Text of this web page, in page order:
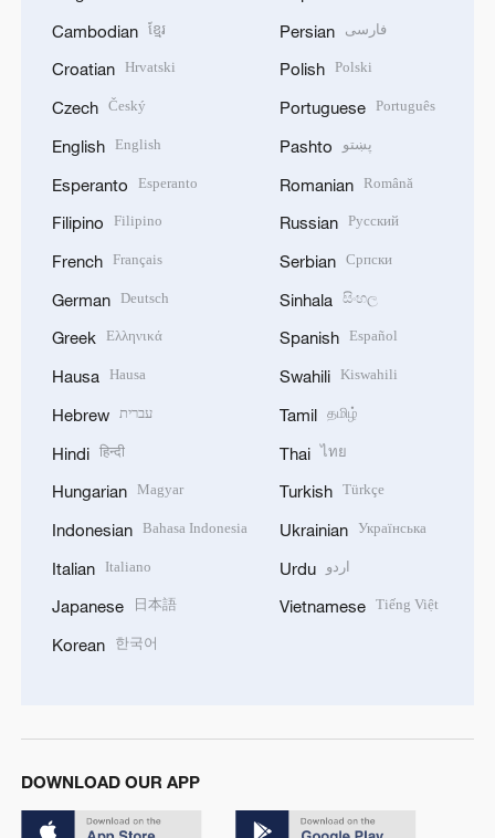
Cambodian ខ្មែរ
Croatian Hrvatski
Czech Český
English English
Esperanto Esperanto
Filipino Filipino
French Français
German Deutsch
Greek Ελληνικά
Hausa Hausa
Hebrew עברית
Hindi हिन्दी
Hungarian Magyar
Indonesian Bahasa Indonesia
Italian Italiano
Japanese 日本語
Korean 한국어
Persian فارسی
Polish Polski
Portuguese Português
Pashto پښتو
Romanian Română
Russian Русский
Serbian Српски
Sinhala සිංහල
Spanish Español
Swahili Kiswahili
Tamil தமிழ்
Thai ไทย
Turkish Türkçe
Ukrainian Українська
Urdu اردو
Vietnamese Tiếng Việt
DOWNLOAD OUR APP